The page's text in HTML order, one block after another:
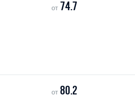
от 74.7
от80.2